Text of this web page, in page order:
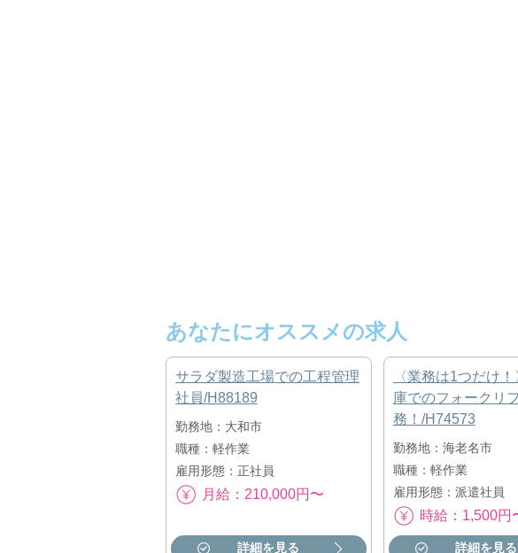
あなたにオススメの求人
サラダ製造工場での工程管理
社員/H88189
勤務地：大和市
職種：軽作業
雇用形態：正社員
月給：210,000円〜
詳細を見る
〈業務は1つだけ
庫でのフォークリ
務！/H74573
勤務地：海老名市
職種：軽作業
雇用形態：派遣社員
時給：1,500円
詳細を見る